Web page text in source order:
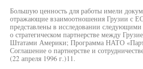
Большую ценность для работы имели
отражающие взаимоотношения Грузии
представлены в исследовании
о стратегическом партнерстве между
Штатами Америки; Программа НАТО
Соглашение о партнерстве и
(22 апреля 1996 г.)11.